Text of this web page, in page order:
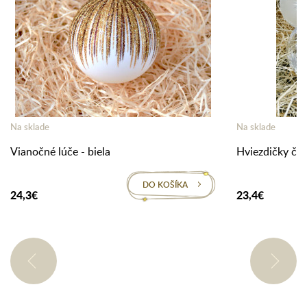
Na sklade
Vianočné lúče - biela
24,3€
DO KOŠÍKA
Na sklade
Hviezdičky
23,4€